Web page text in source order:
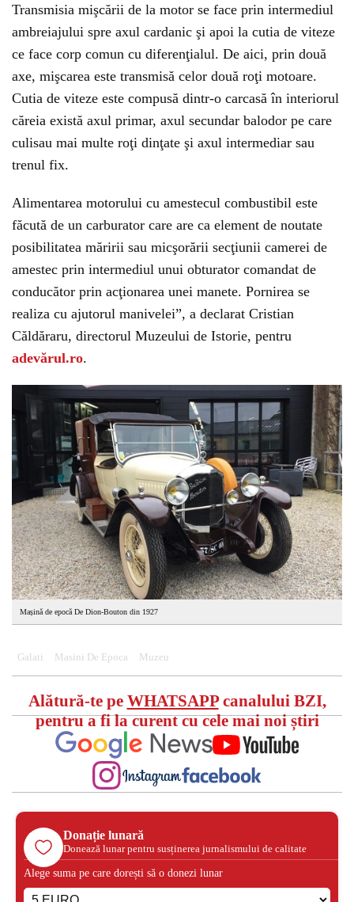
Transmisia mişcării de la motor se face prin intermediul
ambreiajului spre axul cardanic şi apoi la cutia de viteze
ce face corp comun cu diferenţialul. De aici, prin două
axe, mişcarea este transmisă celor două roţi motoare.
Cutia de viteze este compusă dintr-o carcasă în interiorul
căreia există axul primar, axul secundar balodor pe care
culisau mai multe roţi dinţate şi axul intermediar sau
trenul fix.
Alimentarea motorului cu amestecul combustibil este
făcută de un carburator care are ca element de noutate
posibilitatea măririi sau micşorării secţiunii camerei de
amestec prin intermediul unui obturator comandat de
conducător prin acţionarea unei manete. Pornirea se
realiza cu ajutorul manivelei”, a declarat Cristian
Căldăraru, directorul Muzeului de Istorie, pentru
adevărul.ro.
Mașină de epocă De Dion-Bouton din 1927
Galati Masini De Epoca Muzeu
Alătură-te pe WHATSAPPcanalului BZI,
pentru a fi la curent cu cele mai noi știri
Donație lunară
Donează lunar pentru susținerea jurnalismului de calitate
Alege suma pe care dorești să o donezi lunar